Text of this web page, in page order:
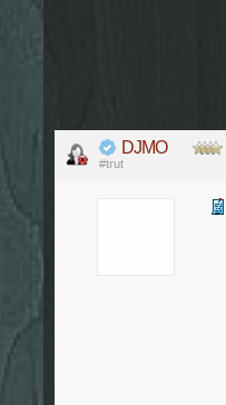
DJMO
#trut